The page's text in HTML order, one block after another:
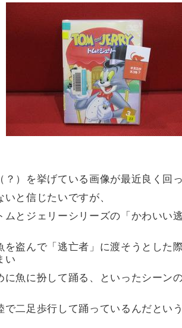
？）を挙げている画像が最近良く回
と信じたいですが、
ムとジェリーシリーズの「かわいい
を盗んで「逃亡者」に渡そうとした
い
に魚に扮して踊る、といったシーン
で二足歩行して踊っているんだとい